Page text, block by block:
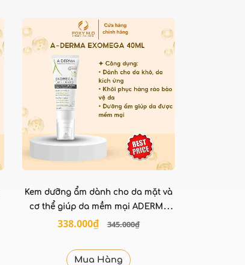
Kem dưỡng ẩm dành cho da mặt và
cơ thể giúp da mềm mại ADERMA
Exomega Allergo Emollient Balm
338.000₫ 345.000₫
Mua Hàng